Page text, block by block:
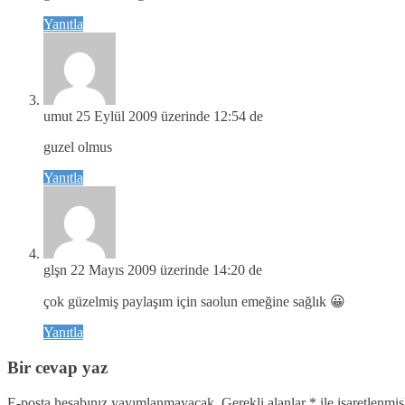
Yanıtla
umut 25 Eylül 2009 üzerinde 12:54 de
guzel olmus
Yanıtla
glşn 22 Mayıs 2009 üzerinde 14:20 de
çok güzelmiş paylaşım için saolun emeğine sağlık 😀
Yanıtla
Bir cevap yaz